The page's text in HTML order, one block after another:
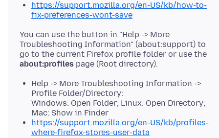
https://support.mozilla.org/en-US/kb/how-to-
fix-preferences-wont-save
You can use the button in "Help -> More
Troubleshooting Information" (about:support) to
go to the current Firefox profile folder or use the
about:profiles
Help -> More Troubleshooting Information ->
Profile Folder/Directory:
Windows: Open Folder; Linux: Open Directory;
Mac: Show in Finder
https://support.mozilla.org/en-US/kb/profiles-
where-firefox-stores-user-data